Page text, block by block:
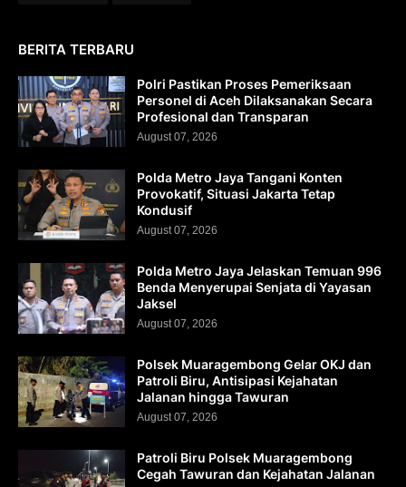
BERITA TERBARU
Polri Pastikan Proses Pemeriksaan
Personel di Aceh Dilaksanakan Secara
Profesional dan Transparan
August 07, 2026
Polda Metro Jaya Tangani Konten
Provokatif, Situasi Jakarta Tetap
Kondusif
August 07, 2026
Polda Metro Jaya Jelaskan Temuan 996
Benda Menyerupai Senjata di Yayasan
Jaksel
August 07, 2026
Polsek Muaragembong Gelar OKJ dan
Patroli Biru, Antisipasi Kejahatan
Jalanan hingga Tawuran
August 07, 2026
Patroli Biru Polsek Muaragembong
Cegah Tawuran dan Kejahatan Jalanan